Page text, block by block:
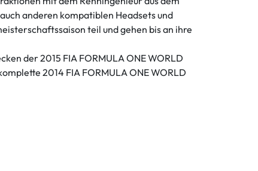
anderen kompatiblen Headsets und
teil und gehen bis an ihre
der 2015 FIA FORMULA ONE WORLD
2014 FIA FORMULA ONE WORLD